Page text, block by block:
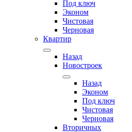
Под ключ
Эконом
Чистовая
Черновая
Квартир
Назад
Новостроек
Назад
Эконом
Под ключ
Чистовая
Черновая
Вторичных